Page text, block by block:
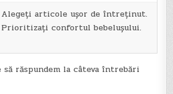
Alegeți articole ușor de întreținut.
Prioritizați confortul bebelușului.
răspundem la câteva întrebări